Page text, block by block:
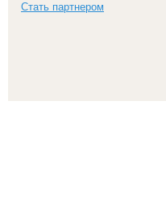
Стать партнером